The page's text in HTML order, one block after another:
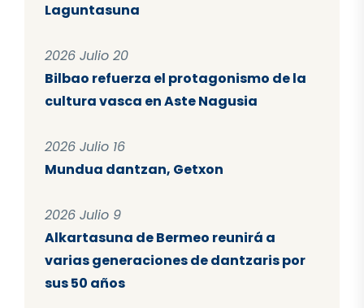
Laguntasuna
2026 Julio 20
Bilbao refuerza el protagonismo de la
cultura vasca en Aste Nagusia
2026 Julio 16
Mundua dantzan, Getxon
2026 Julio 9
Alkartasuna de Bermeo reunirá a
varias generaciones de dantzaris por
sus 50 años